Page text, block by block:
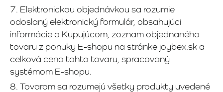
7. Elektronickou objednávkou sa rozumie
odoslaný elektronický formulár, obsahujúci
informácie o Kupujúcom, zoznam objednaného
tovaru z ponuky E-shopu na stránke joybex.sk a
celková cena tohto tovaru, spracovaný
systémom E-shopu.
8. Tovarom sa rozumejú všetky produkty uvedené